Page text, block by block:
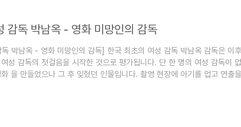
. [엮..
감독 박남옥 - 영화 미망인의 감독
박남옥 - 영화 미망인의 감독] 한국 최초의 여성 감독 박남옥 감독은 이후
성 감독의 첫걸음을 시작한 것으로 평가됩니다. 단 한 명의 여성 감독이
을 만들었으나 그 후 잊혔던 인물입니다. 촬영 현장에 아기를 업고 연출
여자라고 차별을 받으면서도 꿋꿋하게 꿈을 키웠던 영화계의 역사이기도